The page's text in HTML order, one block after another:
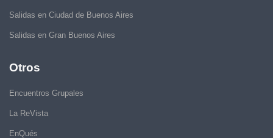
Salidas en Ciudad de Buenos Aires
Salidas en Gran Buenos Aires
Otros
Encuentros Grupales
La ReVista
EnQués